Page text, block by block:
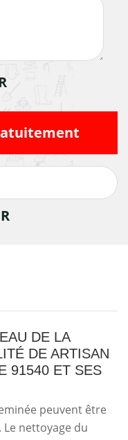
DE LA
DE ARTISAN
91540 ET SES
peuvent être
nettoyage du